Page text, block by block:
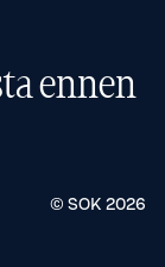
ennen
© SOK 2026